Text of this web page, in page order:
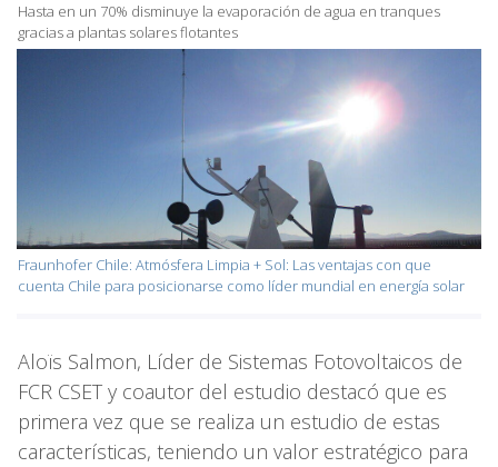
Hasta en un 70% disminuye la evaporación de agua en tranques
gracias a plantas solares flotantes
Fraunhofer Chile: Atmósfera Limpia + Sol: Las ventajas con que
cuenta Chile para posicionarse como líder mundial en energía solar
Aloïs Salmon, Líder de Sistemas Fotovoltaicos de
FCR CSET y coautor del estudio destacó que es
primera vez que se realiza un estudio de estas
características, teniendo un valor estratégico para